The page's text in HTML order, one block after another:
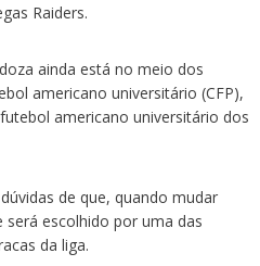
Raiders.
ainda está no meio dos
americano universitário (CFP),
americano universitário dos
de que, quando mudar
será escolhido por uma das
da liga.